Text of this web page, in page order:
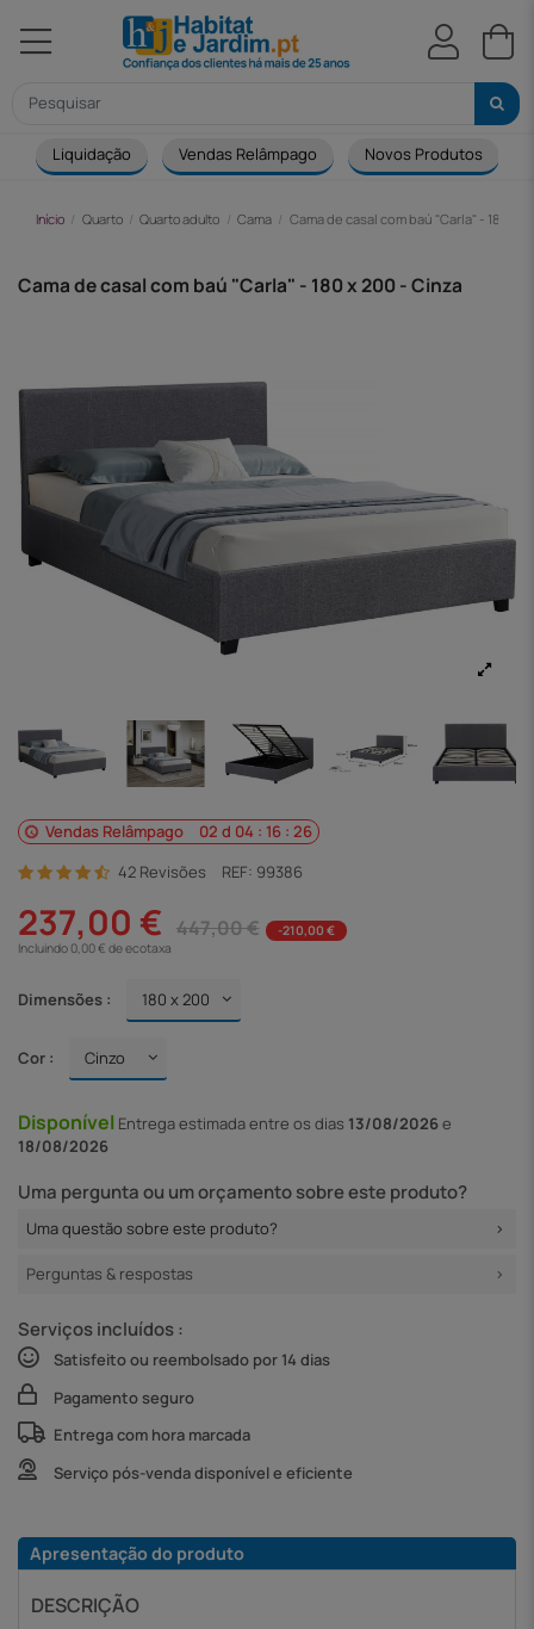
Liquidação Vendas Relâmpago Novos Produtos
Início Quarto Quarto adulto Cama Cama de casal com baú "Carla" - 180 x
Cama de casal com baú "Carla" - 180 x 200 - Cinza
Vendas Relâmpago 02 d 04 : 16: 25
42 Revisões
REF: 99386
237,00 € 447,00 €
-210,00 €
Incluindo 0,00 € de ecotaxa
Dimensões :
Cor :
Disponível Entregaestimada entre os dias 13/08/2026e
18/08/2026
Uma pergunta ou um orçamento sobre este produto?
Uma questão sobre este produto?
Perguntas & respostas
Serviços incluídos :
Satisfeito ou reembolsado por 14 dias
Pagamento seguro
Entrega com hora marcada
Serviço pós-venda disponível e eficiente
Apresentação do produto
DESCRIÇÃO